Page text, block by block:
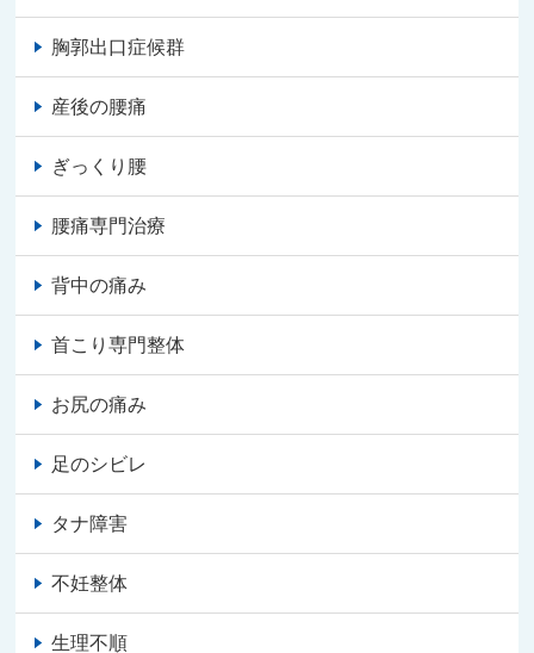
胸郭出口症候群
産後の腰痛
ぎっくり腰
腰痛専門治療
背中の痛み
首こり専門整体
お尻の痛み
足のシビレ
タナ障害
不妊整体
生理不順